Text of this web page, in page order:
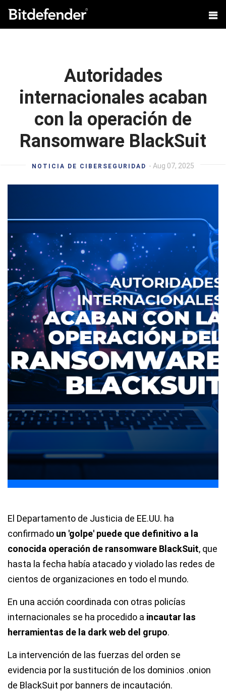
Autoridades
internacionales acaban
con la operación de
Ransomware BlackSuit
NOTICIA DE CIBERSEGURIDAD - Aug 07, 2025
El Departamento de Justicia de EE.UU. ha
confirmado un 'golpe' puede que definitivo a la
conocida operación de ransomware BlackSuit, que
hasta la fecha había atacado y violado las redes de
cientos de organizaciones en todo el mundo.
En una acción coordinada con otras policías
internacionales se ha procedido a incautar las
herramientas de la dark web del grupo.
La intervención de las fuerzas del orden se
evidencia por la sustitución de los dominios .onion
de BlackSuit por banners de incautación.